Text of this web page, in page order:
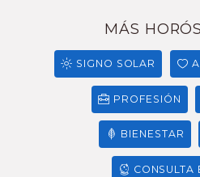
MÁS
SIGNO SOLAR
PROFESIÓN
BIENESTAR
CONSULTA